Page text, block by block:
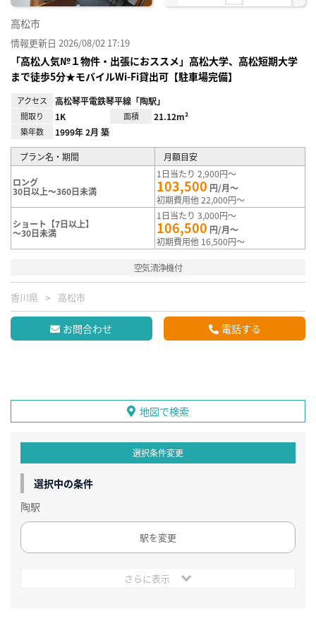
高松市
情報更新日 2026/08/02 17:19
「高松人気№１物件・出張におススメ」高松大学、高松短期大学
まで徒歩5分★モバイルWi-Fi貸出可【駐車場完備】
アクセス 高松琴平電鉄琴平線「陶駅」
間取り 1K 面積 21.12m²
築年数 1999年 2月 築
プラン名・期間 月額目安
ロング
30日以上～360日未満
1日当たり 2,900円～
103,500 円/月～
初期費用他 22,000円～
ショート【7日以上】
～30日未満
1日当たり 3,000円～
106,500 円/月～
初期費用他 16,500円～
空気清浄機付
香川県 高松市
お問合わせ 電話する
地図で検索
選択条件変更
選択中の条件
陶駅
駅を変更
さらに表示